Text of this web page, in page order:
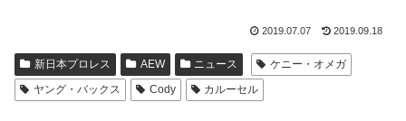
2019.07.07 2019.09.18
新日本プロレス AEW ニュース
ケニー・オメガ
ヤング・バックス
Cody カルーセル